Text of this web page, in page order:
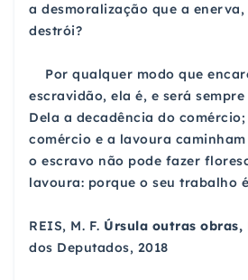
a desmoralização que a
destrói?
Por qualquer modo que
escravidão, ela é, e será
Dela a decadência do
comércio e a lavoura caminham
o escravo não pode fazer
lavoura: porque o seu trabalho
REIS, M. F. Úrsula outras obras,
dos Deputados, 2018